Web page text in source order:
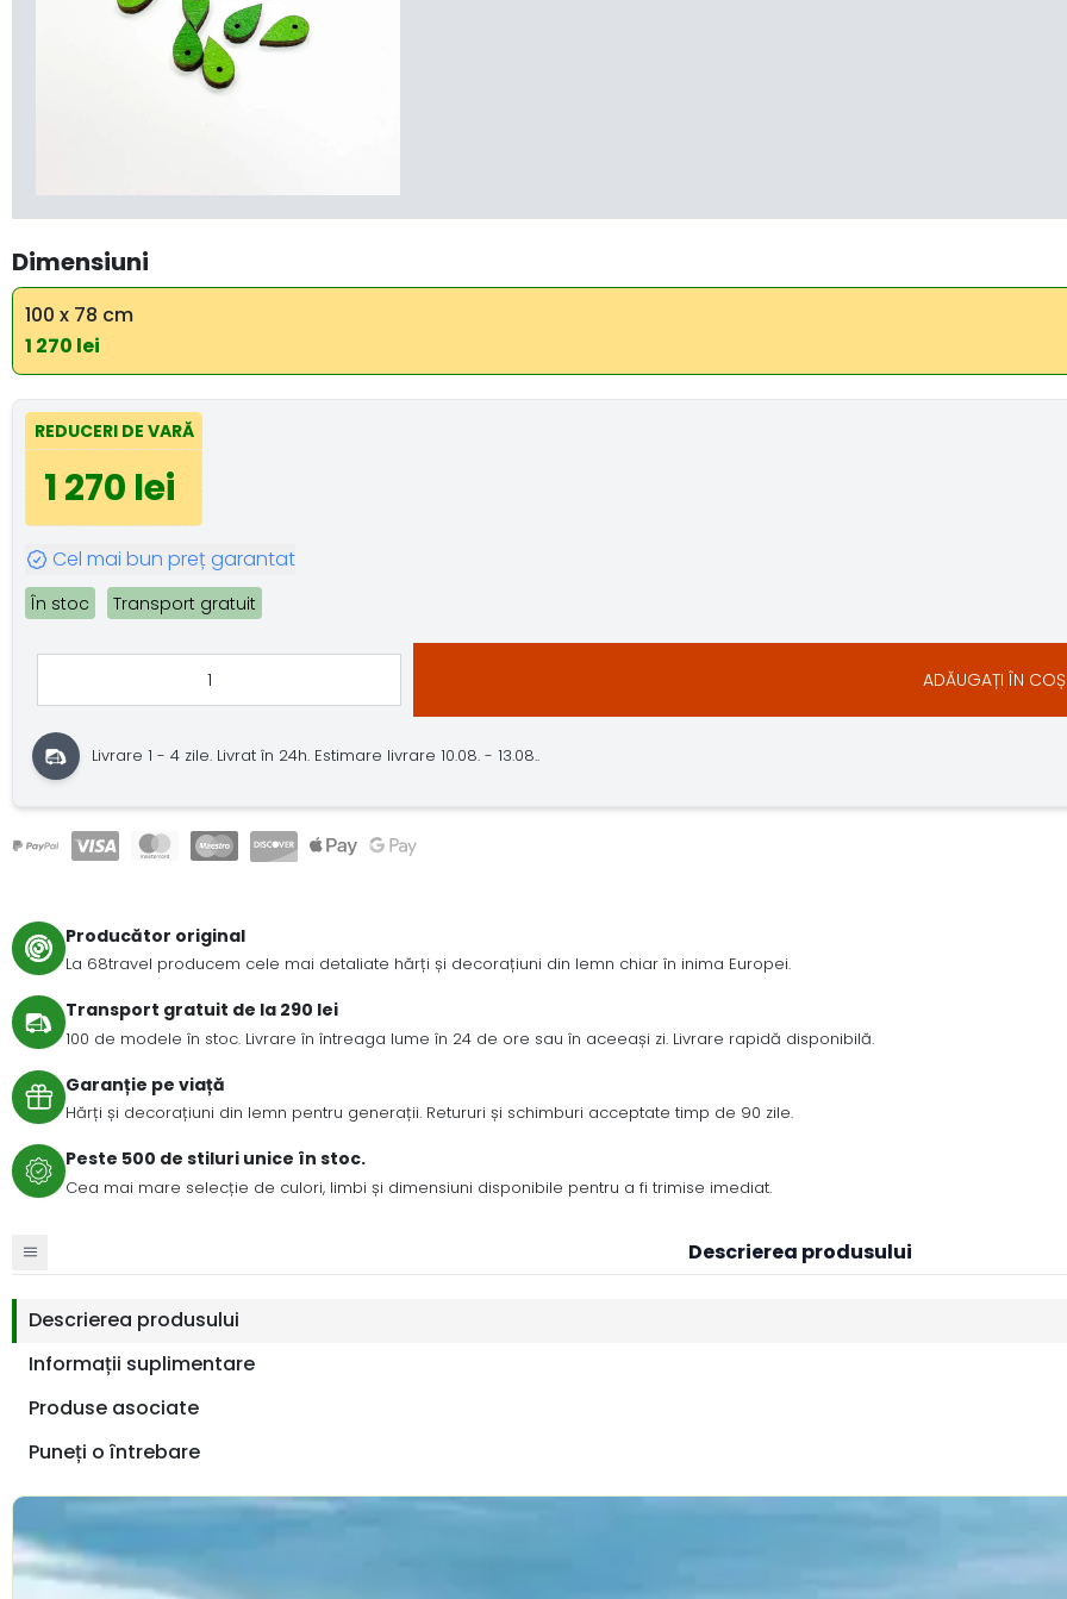
Dimensiuni
100 x 78 cm
1 270 lei
REDUCERI DE VARĂ
1 270 lei
Cel mai bun preț garantat
În stoc Transport gratuit
ADĂUGAȚI ÎN COȘ
Livrare 1 - 4 zile. Livrat în 24h. Estimare livrare 10.08. - 13.08..
Producător original
La 68travel producem cele mai detaliate hărți și decorațiuni din lemn chiar în inima Europei.
Transport gratuit de la 290 lei
100 de modele în stoc. Livrare în întreaga lume în 24 de ore sau în aceeași zi. Livrare rapidă disponibilă.
Garanție pe viață
Hărți și decorațiuni din lemn pentru generații. Retururi și schimburi acceptate timp de 90 zile.
Peste 500 de stiluri unice în stoc.
Cea mai mare selecție de culori, limbi și dimensiuni disponibile pentru a fi trimise imediat.
Descrierea produsului
Descrierea produsului
Informații suplimentare
Produse asociate
Puneți o întrebare